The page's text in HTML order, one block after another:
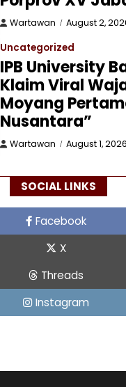
Wartawan August 2,
Uncategorized
IPB University
Klaim Viral
Moyang
Nusantara”
Wartawan August 1, 2026
SOCIAL LINKS
Facebook
X
Threads
Instagram